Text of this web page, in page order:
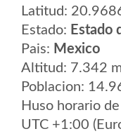
Latitud:
Estado: Estado
Pais: Mexico
Altitud: 7.342
Poblacion:
Huso horario
UTC +1:00